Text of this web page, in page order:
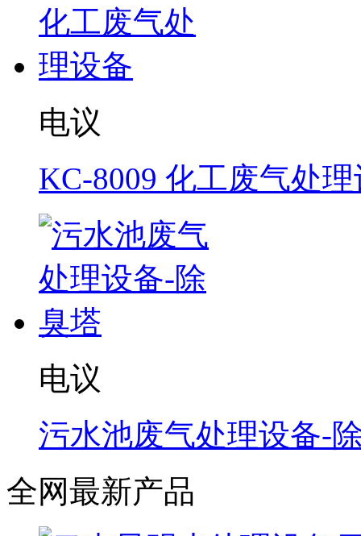
电议
KC-8009 化工废气处
电议
污水池废气处理设备-
全网最新产品